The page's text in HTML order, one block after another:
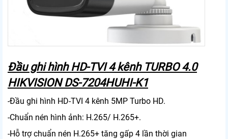
Đầu ghi hình HD-TVI 4 kênh TURBO 4.0
HIKVISION DS-7204HUHI-K1
-Đầu ghi hình HD-TVI 4 kênh 5MP Turbo HD.
-Chuẩn nén hình ảnh: H.265/ H.265+.
-Hỗ trợ chuẩn nén H.265+ tăng gấp 4 lần thời gian